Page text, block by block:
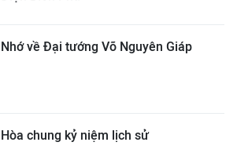
Nhớ về Đại tướng Võ Nguyên Giáp
Hòa chung kỷ niệm lịch sử